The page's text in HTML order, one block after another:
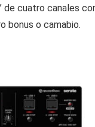
de cuatro canales
bonus o camabio.